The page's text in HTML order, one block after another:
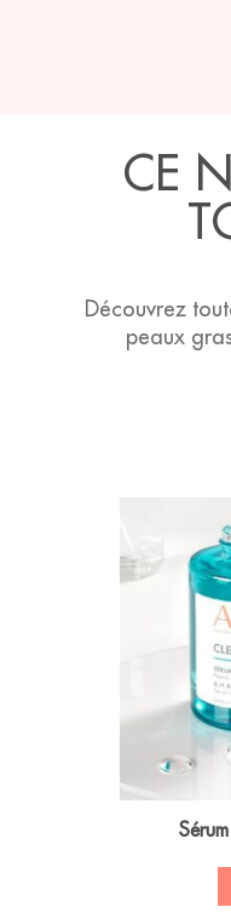
CE
Découvrez
peaux